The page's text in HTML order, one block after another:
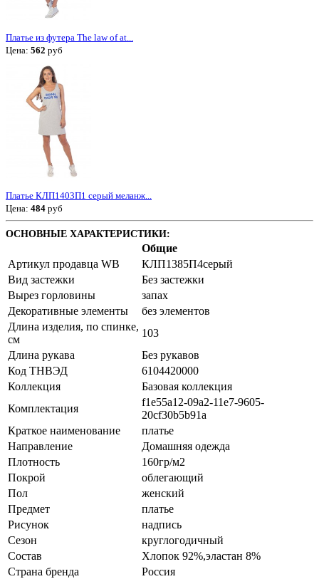
Платье из футера The law of at...
Цена: 562 руб
Платье КЛП1403П1 серый меланж...
Цена: 484 руб
ОСНОВНЫЕ ХАРАКТЕРИСТИКИ:
Общие
Артикул продавца WB
КЛП1385П4серый
Вид застежки
Без застежки
Вырез горловины
запах
Декоративные элементы
без элементов
Длина изделия, по спинке,
см
103
Длина рукава
Без рукавов
Код ТНВЭД
6104420000
Коллекция
Базовая коллекция
Комплектация
f1e55a12-09a2-11e7-9605-
20cf30b5b91a
Краткое наименование
платье
Направление
Домашняя одежда
Плотность
160гр/м2
Покрой
облегающий
Пол
женский
Предмет
платье
Рисунок
надпись
Сезон
круглогодичный
Состав
Хлопок 92%,эластан 8%
Страна бренда
Россия